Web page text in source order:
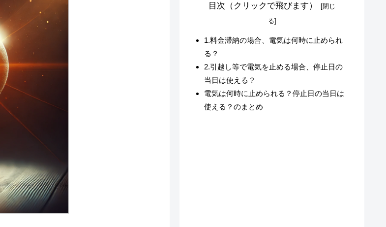
目次（クリックで飛びます）
1.料金滞納の場合、電気は何時に止められ
る？
2.引越し等で電気を止める場合、停止日の
当日は使える？
電気は何時に止められる？停止日の当日は
使える？のまとめ